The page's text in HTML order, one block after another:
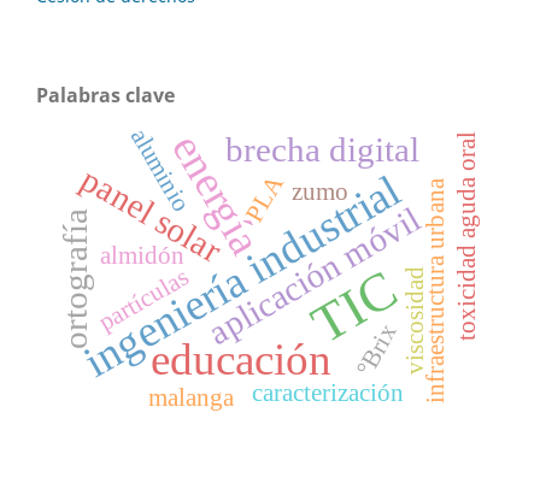
Palabras clave
TIC
energía
ingeniería industrial
educación
panel solaraplicación móvil
ortografía
brecha digital
partículas infraestructura urbanatoxicidad aguda oral
caracterización
malanga
PLA
almidón
aluminio zumo
viscosidad
°Brix